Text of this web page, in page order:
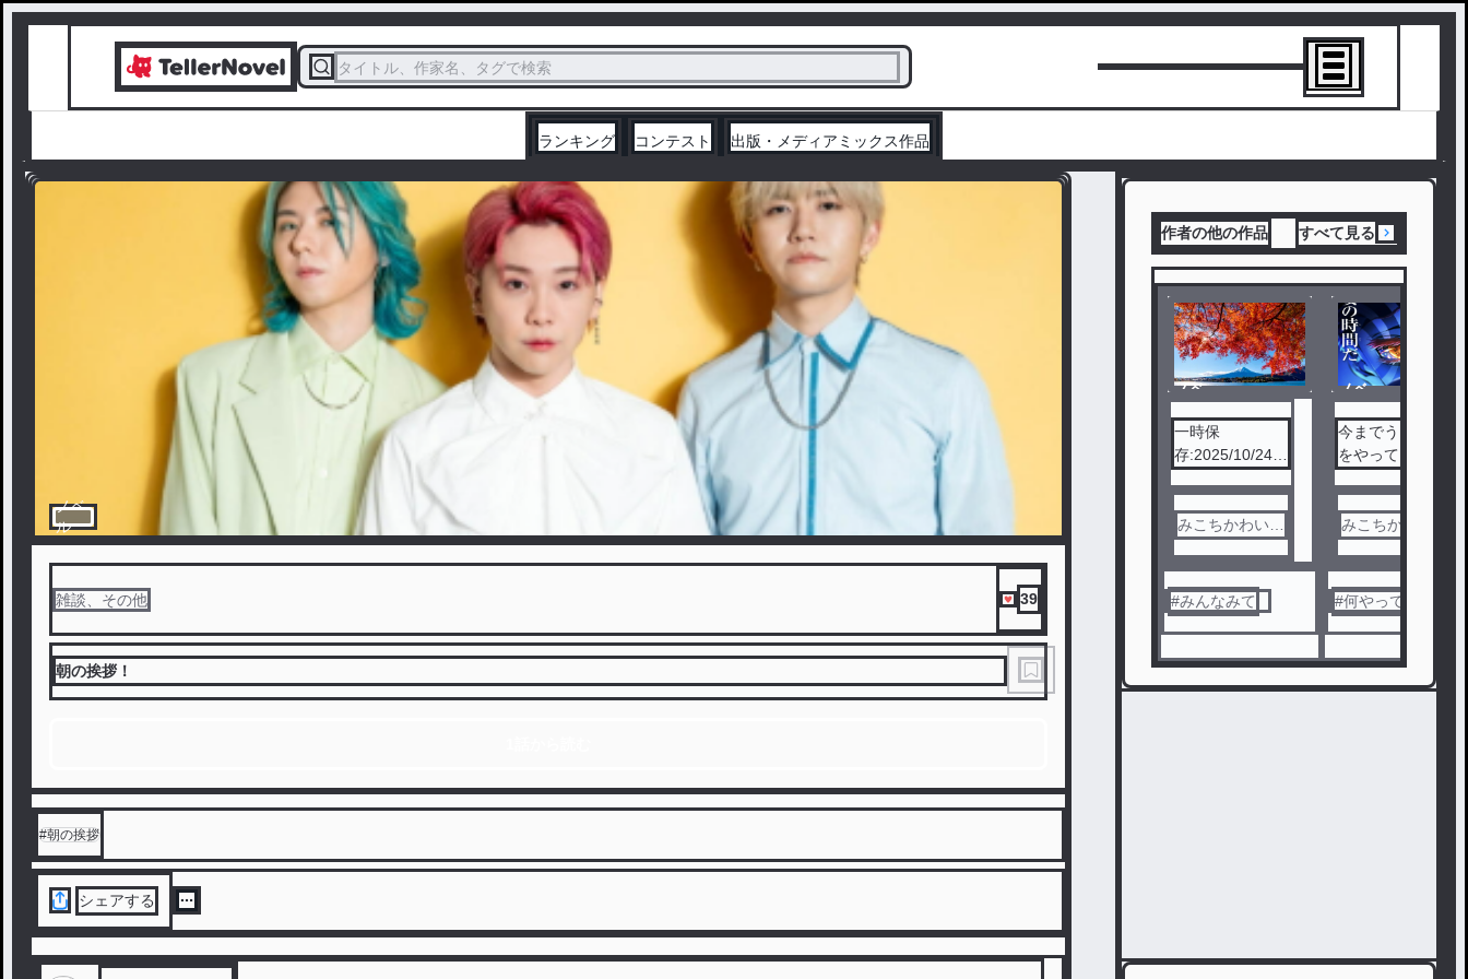
タイトル、作家名、タグで検索
ランキング コンテスト 出版・メディアミックス作品
ノベ
ル
雑談、その他 39
朝の挨拶！
#朝の挨拶
シェアする
作者の他の作品 すべて見る
ノベ
一時保
存:2025/10/24
みこちかわいい
#みんなみて
ノベ
今までうちが何
をやっていた
みこちかわいい
#何やってたか